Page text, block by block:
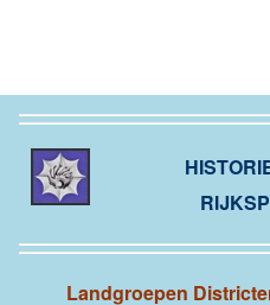
Landgroepen